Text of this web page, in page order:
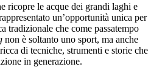
ricopre le acque dei grandi laghi e
un’opportunità unica per
tradizionale che come passatempo
non è soltanto uno sport, ma anche
di tecniche, strumenti e storie che
in generazione.